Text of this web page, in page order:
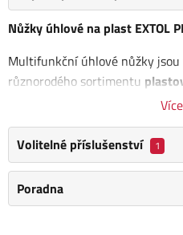
Nůžky úhlové na plast EXTOL
Multifunkční úhlové nůžky
různorodého sortimentu
pro
Mají možností nastavení
90°-45°-22,5°.
Délka: 245 mm
Více
Volitelné příslušenství 1
Poradna